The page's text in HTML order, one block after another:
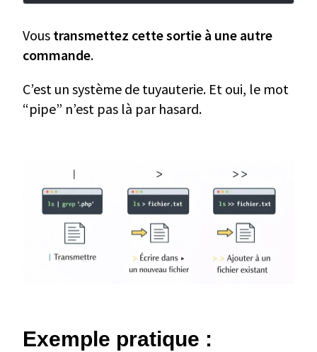
Vous transmettez cette sortie à une autre
commande.
C’est un système de tuyauterie. Et oui, le mot
“pipe” n’est pas là par hasard.
Exemple pratique :